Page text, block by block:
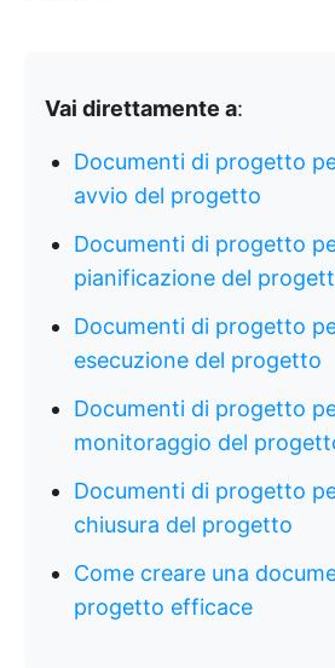
Vai direttamente a:
Documenti di progetto
avvio del progetto
Documenti di progetto
pianificazione del
Documenti di progetto
esecuzione del progetto
Documenti di progetto
monitoraggio del
Documenti di progetto
chiusura del progetto
Come creare una
progetto efficace